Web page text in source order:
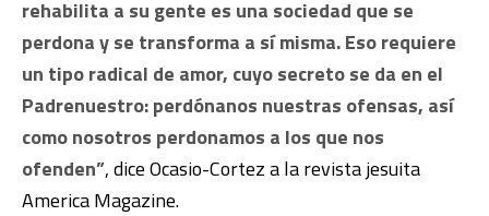
rehabilita a su gente es una sociedad que se
perdona y se transforma a sí misma. Eso requiere
un tipo radical de amor, cuyo secreto se da en el
Padrenuestro: perdónanos nuestras ofensas, así
como nosotros perdonamos a los que nos
ofenden”, dice Ocasio-Cortez a la revista jesuita
America Magazine.